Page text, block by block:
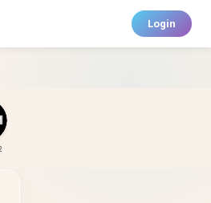
Login